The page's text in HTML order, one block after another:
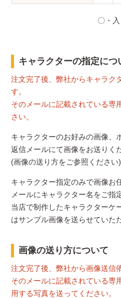
〇・
キャラクターの指定につ
注文完了後、弊社からキャラク
す。
そのメールに記載されている専
さい。
キャラクターのお好みの画像、
返信メールにて画像をお送りく
(画像の送り方をご参照ください)
キャラクター指定のみで画像お
メールにキャラクター名をご指
当店で制作したキャラクターケ
はサンプル画像を送らせていた
画像の送り方について
注文完了後、弊社から画像送信
そのメールに記載されている専
用する写真を送ってください。